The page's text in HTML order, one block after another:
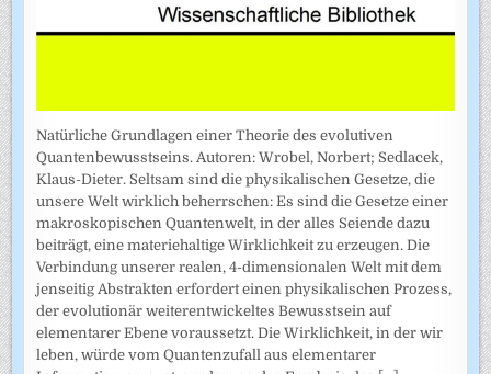
Natürliche Grundlagen einer Theorie des evolutiven
Quantenbewusstseins. Autoren: Wrobel, Norbert; Sedlacek,
Klaus-Dieter. Seltsam sind die physikalischen Gesetze, die
unsere Welt wirklich beherrschen: Es sind die Gesetze einer
makroskopischen Quantenwelt, in der alles Seiende dazu
beiträgt, eine materiehaltige Wirklichkeit zu erzeugen. Die
Verbindung unserer realen, 4-dimensionalen Welt mit dem
jenseitig Abstrakten erfordert einen physikalischen Prozess,
der evolutionär weiterentwickeltes Bewusstsein auf
elementarer Ebene voraussetzt. Die Wirklichkeit, in der wir
leben, würde vom Quantenzufall aus elementarer